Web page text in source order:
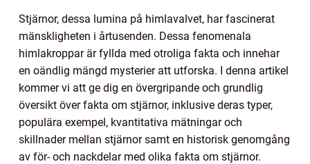
Stjärnor, dessa lumina på himlavalvet, har fascinerat
mänskligheten i årtusenden. Dessa fenomenala
himlakroppar är fyllda med otroliga fakta och innehar
en oändlig mängd mysterier att utforska. I denna artikel
kommer vi att ge dig en övergripande och grundlig
översikt över fakta om stjärnor, inklusive deras typer,
populära exempel, kvantitativa mätningar och
skillnader mellan stjärnor samt en historisk genomgång
av för- och nackdelar med olika fakta om stjärnor.